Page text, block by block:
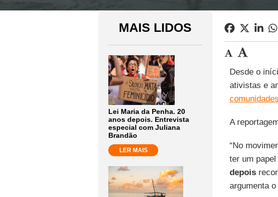
MAIS LIDOS
Lei Maria da Penha. 20
anos depois. Entrevista
especial com Juliana
Brandão
LER MAIS
Desde o
ativistas e
A
“No
ter um
depois
argumenta